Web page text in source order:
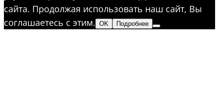
сайта. Продолжая использовать наш сайт, Вы
соглашаетесь с этим. OK Подробнее